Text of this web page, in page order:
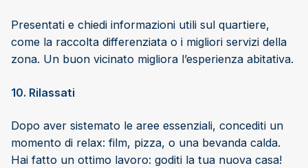
Presentati e chiedi informazioni utili sul quartiere,
come la raccolta differenziata o i migliori servizi della
zona. Un buon vicinato migliora l’esperienza abitativa.
10. Rilassati
Dopo aver sistemato le aree essenziali, concediti un
momento di relax: film, pizza, o una bevanda calda.
Hai fatto un ottimo lavoro: goditi la tua nuova casa!